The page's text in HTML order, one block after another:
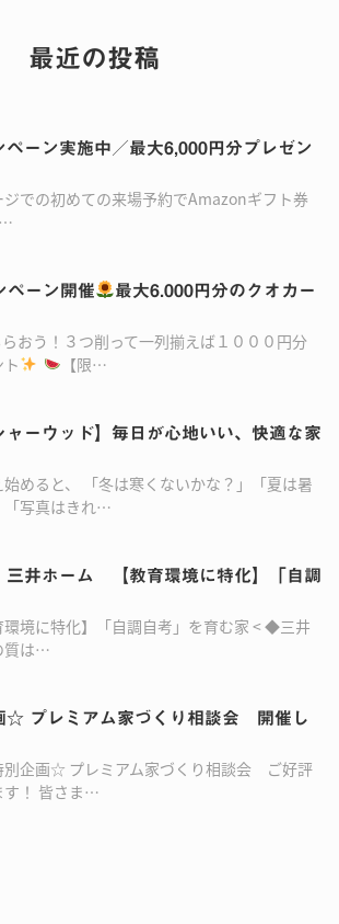
最近の投稿
ペーン実施中／最大6,000円分プレゼン
での初めての来場予約で⁡⁡⁡Amazonギフト券
ペーン開催
最大6.000円分のクオカー
おう！３つ削って一列揃えば１０００円分
【限…
ーウッド】毎日が心地いい、快適な家
めると、 「冬は寒くないかな？」「夏は暑
「写真はきれ…
井ホーム 【教育環境に特化】「自調
境に特化】「自調自考」を育む家 < ◆三井
質は…
☆ プレミアム家づくり相談会 開催し
企画☆ プレミアム家づくり相談会 ご好評
す！ 皆さま…